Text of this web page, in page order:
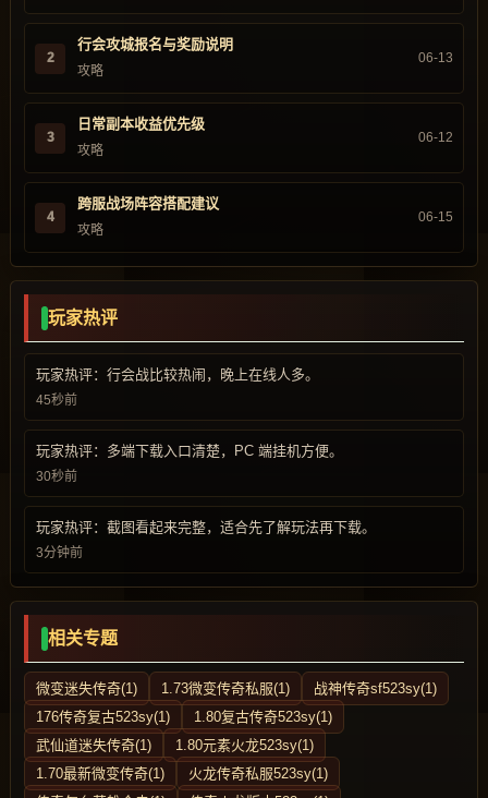
2
行会攻城报名与奖励说明
攻略
06-13
3
日常副本收益优先级
攻略
06-12
4
跨服战场阵容搭配建议
攻略
06-15
玩家热评
玩家热评：行会战比较热闹，晚上在线人多。
45秒前
玩家热评：多端下载入口清楚，PC 端挂机方便。
30秒前
玩家热评：截图看起来完整，适合先了解玩法再下载。
3分钟前
相关专题
微变迷失传奇(1) 1.73微变传奇私服(1)
战神传奇sf523sy(1)
176传奇复古523sy(1)
1.80复古传奇523sy(1)
武仙道迷失传奇(1)
1.80元素火龙523sy(1)
1.70最新微变传奇(1)
火龙传奇私服523sy(1)